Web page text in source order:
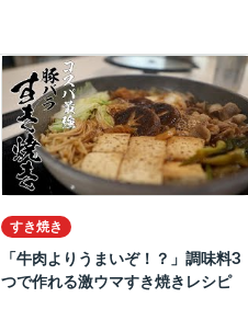
すき焼き
「牛肉よりうまいぞ！？」調味料3
つで作れる激ウマすき焼きレシピ